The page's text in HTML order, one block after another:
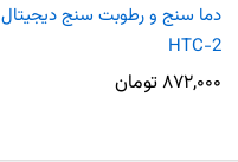
دما سنج و رطوبت سنج دیجیتال
HTC-2
۸۷۲,۰۰۰تومان